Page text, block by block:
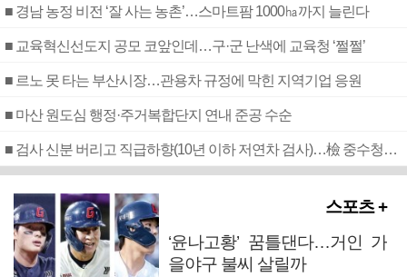
■ 경남 농정 비전 ‘잘 사는 농촌’…스마트팜 1000㏊까지 늘린다
■ 교육혁신선도지 공모 코앞인데…구·군 난색에 교육청 ‘쩔쩔’
■ 르노 못 타는 부산시장…관용차 규정에 막힌 지역기업 응원
■ 마산 원도심 행정·주거복합단지 연내 준공 수순
■ 검사 신분 버리고 직급하향(10년 이하 저연차 검사)…檢 중수청행 기피
스포츠 +
‘윤나고황’ 꿈틀댄다…거인 가
을야구 불씨 살릴까